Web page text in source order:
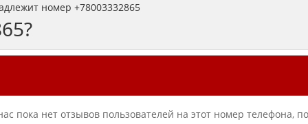
номер +78003332865
пока нет отзывов пользователей на этот номер телефона,